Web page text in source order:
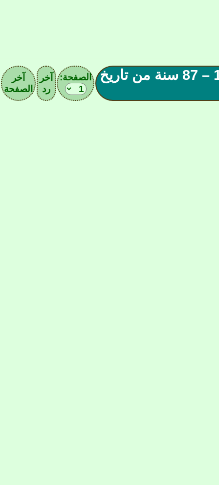
||ملحـق وداد الأمة||8 ماي عيد الأمة 1937 – 87 سنة من تاريخ الصفحة:
آخر
رد
آخر
الصفحة